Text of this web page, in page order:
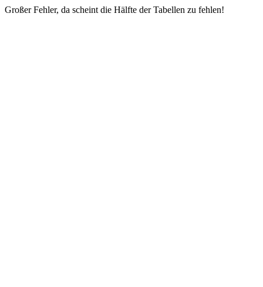
Großer Fehler, da scheint die Hälfte der Tabellen zu fehlen!